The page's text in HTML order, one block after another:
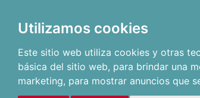
Utilizamos cookies
Este sitio web utiliza cookies y otras
básica del sitio web, para brindar una
marketing, para mostrar anuncios que